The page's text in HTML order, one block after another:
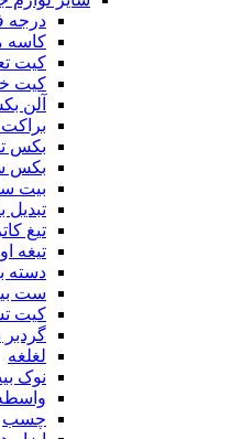
درجه
کاسه
کیت
کیت
آلن
براکت
بکس
بکس
بیت
تیغ کاتر
تیغه
دسته
ست
کیت
گردبر
لغلغه
نوک
چسب